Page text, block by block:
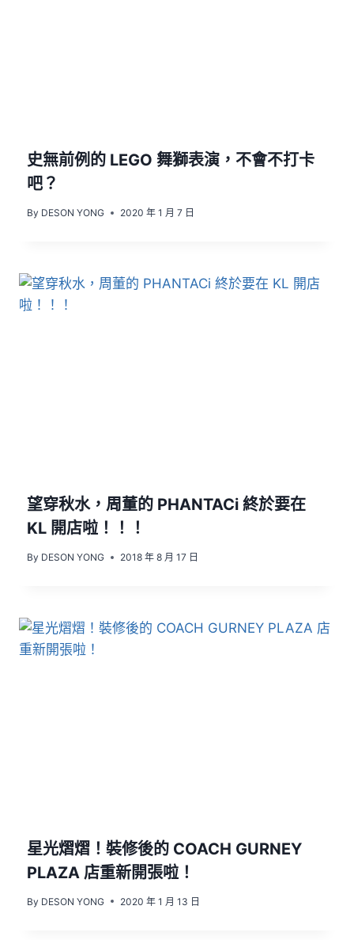
史無前例的 LEGO 舞獅表演，不會不打卡
吧？
By DESON YONG 2020 年 1 月 7 日
望穿秋水，周董的 PHANTACi 終於要在
KL 開店啦！！！
By DESON YONG 2018 年 8 月 17 日
星光熠熠！裝修後的 COACH GURNEY
PLAZA 店重新開張啦！
By DESON YONG 2020 年 1 月 13 日